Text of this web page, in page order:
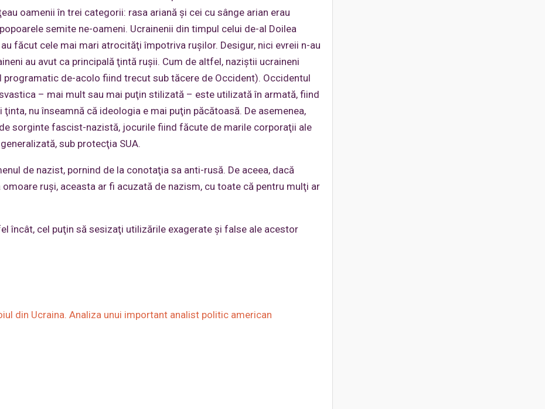
oamenii în trei categorii: rasa ariană şi cei cu sânge arian erau
semite ne-oameni. Ucrainenii din timpul celui de-al Doilea
făcut cele mai mari atrocităţi împotriva ruşilor. Desigur, nici evreii n-au
au avut ca principală ţintă ruşii. Cum de altfel, naziştii ucraineni
de-acolo fiind trecut sub tăcere de Occident). Occidentul
– mai mult sau mai puţin stilizată – este utilizată în armată, fiind
nu înseamnă că ideologia e mai puţin păcătoasă. De asemenea,
sorginte fascist-nazistă, jocurile fiind făcute de marile corporaţii ale
sub protecţia SUA.
de nazist, pornind de la conotaţia sa anti-rusă. De aceea, dacă
ruşi, aceasta ar fi acuzată de nazism, cu toate că pentru mulţi ar
încât, cel puţin să sesizaţi utilizările exagerate şi false ale acestor
din Ucraina. Analiza unui important analist politic american